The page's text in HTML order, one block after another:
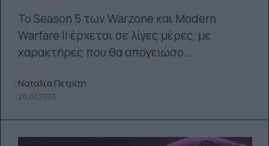
Το Season 5 των Warzone και Modern
Warfare II έρχεται σε λίγες μέρες, με
χαρακτήρες που θα απογειώσο...
Ναταλία Πετρίτη
28.07.2023